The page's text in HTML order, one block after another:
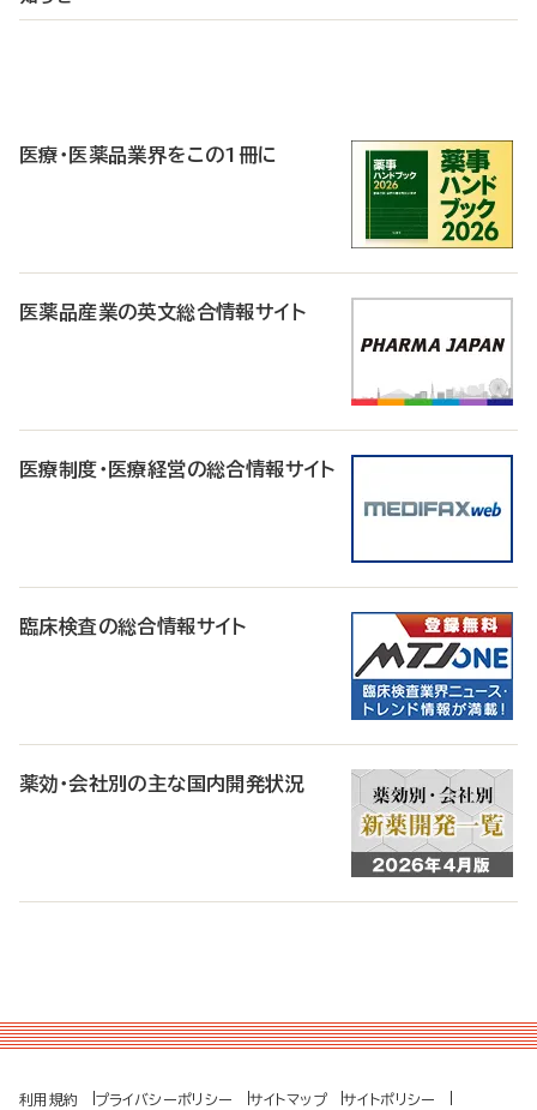
医療・医薬品業界をこの1冊に
医薬品産業の英文総合情報サイト
医療制度・医療経営の総合情報サイト
臨床検査の総合情報サイト
薬効・会社別の主な国内開発状況
利用規約 プライバシーポリシー サイトマップ サイトポリシー